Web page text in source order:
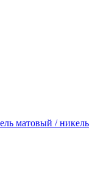
матовый / никель